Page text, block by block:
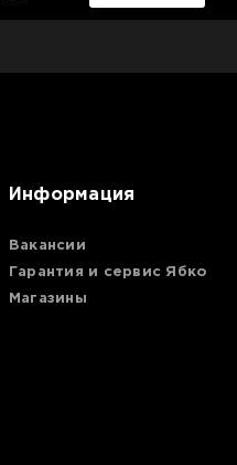
Информация
Вакансии
Гарантия и сервис Ябко
Магазины